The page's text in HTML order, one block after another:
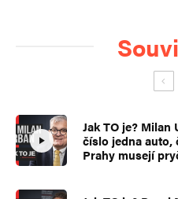
Jak TO je?
číslo jedna auto,
Prahy musejí